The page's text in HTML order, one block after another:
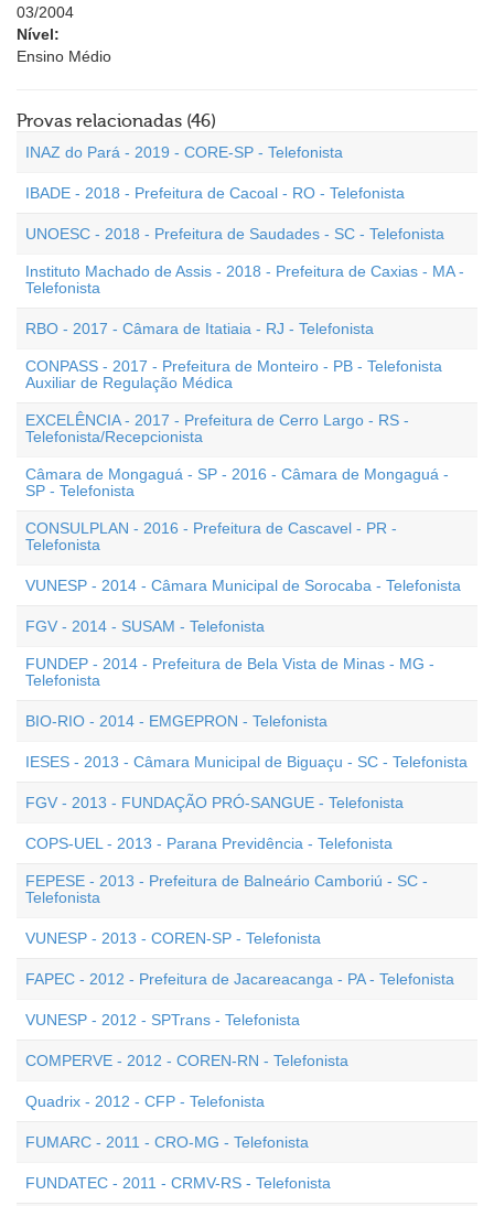
03/2004
Nível:
Ensino Médio
Provas relacionadas (46)
INAZ do Pará - 2019 - CORE-SP - Telefonista
IBADE - 2018 - Prefeitura de Cacoal - RO - Telefonista
UNOESC - 2018 - Prefeitura de Saudades - SC - Telefonista
Instituto Machado de Assis - 2018 - Prefeitura de Caxias - MA -
Telefonista
RBO - 2017 - Câmara de Itatiaia - RJ - Telefonista
CONPASS - 2017 - Prefeitura de Monteiro - PB - Telefonista
Auxiliar de Regulação Médica
EXCELÊNCIA - 2017 - Prefeitura de Cerro Largo - RS -
Telefonista/Recepcionista
Câmara de Mongaguá - SP - 2016 - Câmara de Mongaguá -
SP - Telefonista
CONSULPLAN - 2016 - Prefeitura de Cascavel - PR -
Telefonista
VUNESP - 2014 - Câmara Municipal de Sorocaba - Telefonista
FGV - 2014 - SUSAM - Telefonista
FUNDEP - 2014 - Prefeitura de Bela Vista de Minas - MG -
Telefonista
BIO-RIO - 2014 - EMGEPRON - Telefonista
IESES - 2013 - Câmara Municipal de Biguaçu - SC - Telefonista
FGV - 2013 - FUNDAÇÃO PRÓ-SANGUE - Telefonista
COPS-UEL - 2013 - Parana Previdência - Telefonista
FEPESE - 2013 - Prefeitura de Balneário Camboriú - SC -
Telefonista
VUNESP - 2013 - COREN-SP - Telefonista
FAPEC - 2012 - Prefeitura de Jacareacanga - PA - Telefonista
VUNESP - 2012 - SPTrans - Telefonista
COMPERVE - 2012 - COREN-RN - Telefonista
Quadrix - 2012 - CFP - Telefonista
FUMARC - 2011 - CRO-MG - Telefonista
FUNDATEC - 2011 - CRMV-RS - Telefonista